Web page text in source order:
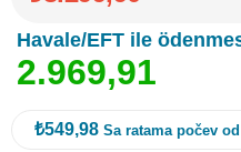
Havale/EFT ile
2.969,91
₺549,98 Sa ratama počev od